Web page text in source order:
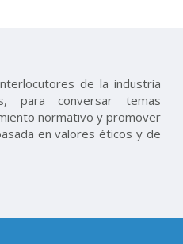
de la industria
para conversar temas
normativo y promover
en valores éticos y de